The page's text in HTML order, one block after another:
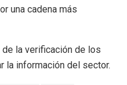
una cadena más
la verificación de los
la información del sector.